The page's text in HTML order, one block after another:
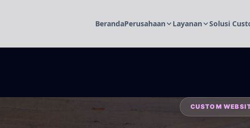
BerandaPerusahaan Layanan Solusi
CUSTOM